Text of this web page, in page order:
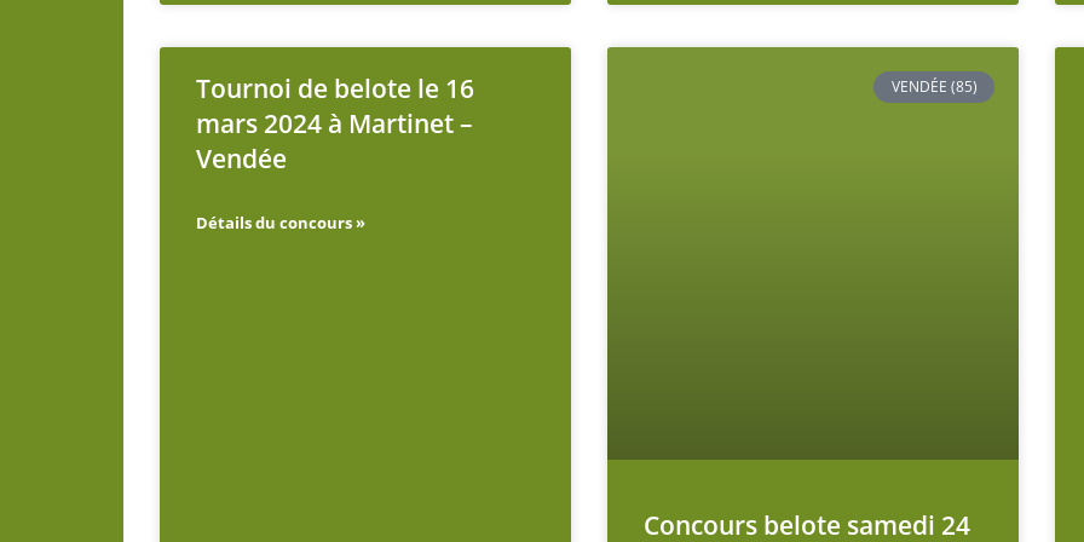
Tournoi de belote le 16
mars 2024 à Martinet –
Vendée
Détails du concours »
VENDÉE (85)
Concours belote samedi 24